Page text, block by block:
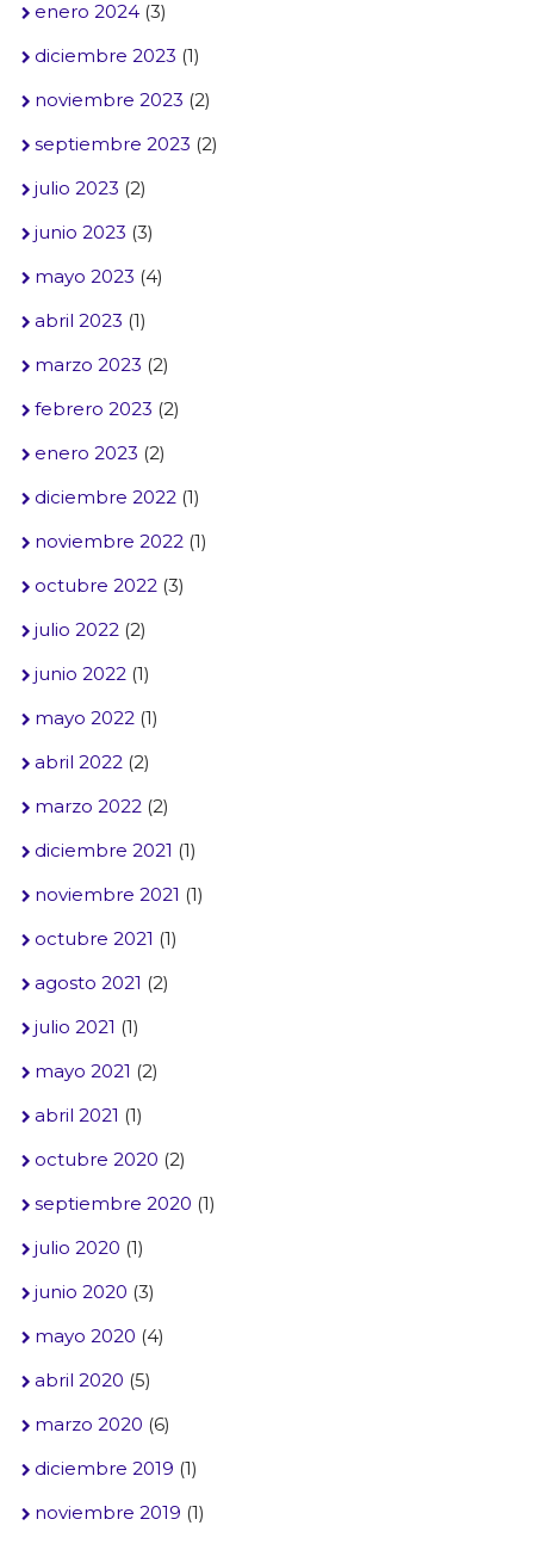
enero 2024(3)
diciembre 2023 (1)
noviembre 2023 (2)
septiembre 2023 (2)
julio 2023 (2)
junio 2023 (3)
mayo 2023 (4)
abril 2023 (1)
marzo 2023 (2)
febrero 2023 (2)
enero 2023 (2)
diciembre 2022(1)
noviembre 2022(1)
octubre 2022(3)
julio 2022(2)
junio 2022(1)
mayo 2022(1)
abril 2022(2)
marzo 2022(2)
diciembre 2021 (1)
noviembre 2021 (1)
octubre 2021 (1)
agosto 2021 (2)
julio 2021 (1)
mayo 2021 (2)
abril 2021 (1)
octubre 2020 (2)
septiembre 2020 (1)
julio 2020 (1)
junio 2020 (3)
mayo 2020 (4)
abril 2020 (5)
marzo 2020 (6)
diciembre 2019 (1)
noviembre 2019 (1)